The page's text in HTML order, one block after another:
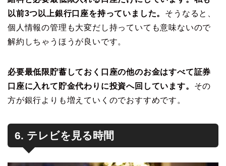
以前3つ以上銀行口座を持っていました。 そうなると、
個人情報の管理も大変だし持っていても意味ないので
解約しちゃうほうが良いです。
必要最低限貯蓄しておく口座の他のお金はすべて証券
口座に入れて貯金代わりに投資へ回しています。 その
方が銀行よりも増えていくのでおすすめです。
6. テレビを見る時間